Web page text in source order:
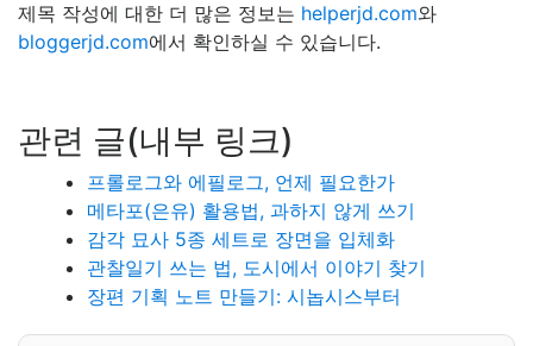
제목 작성에 대한 더 많은 정보는 helperjd.com와
bloggerjd.com에서 확인하실 수 있습니다.
관련 글(내부 링크)
프롤로그와 에필로그, 언제 필요한가
메타포(은유) 활용법, 과하지 않게 쓰기
감각 묘사 5종 세트로 장면을 입체화
관찰일기 쓰는 법, 도시에서 이야기 찾기
장편 기획 노트 만들기: 시놉시스부터